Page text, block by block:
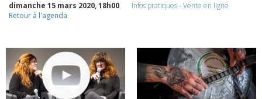
dimanche 15 mars 2020, 18h00
Infos pratiques-Vente en ligne
Retour à l'agenda